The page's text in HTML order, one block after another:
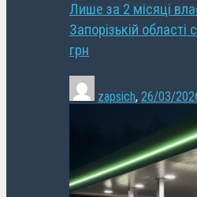
Лише за 2 місяці
Запорізькій
грн
zapsich, 26/03/